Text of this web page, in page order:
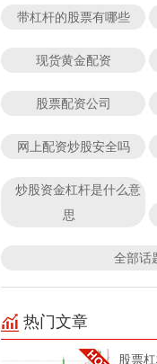
带杠杆的股票有哪些
现货黄金配资
股票配资公司
网上配资炒股安全吗
炒股资金杠杆是什么意
思
全部话
热门文章
股票